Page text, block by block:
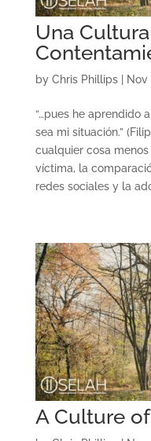
Una
by Chris Phillips| Nov
“…pues he aprendido
sea mi situación.”
cualquier cosa
víctima, la
redes sociales y la
A Culture